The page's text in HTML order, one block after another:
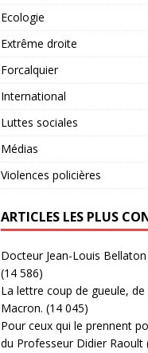
Ecologie
Extrême droite
Forcalquier
International
Luttes sociales
Médias
Violences policières
ARTICLES LES PLUS
Docteur Jean-Louis Bellaton
(14 586)
La lettre coup de gueule,
Macron. (14 045)
Pour ceux qui le prennent
du Professeur Didier Raoult